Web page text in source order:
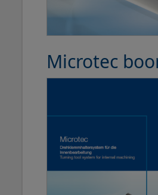
Microtec